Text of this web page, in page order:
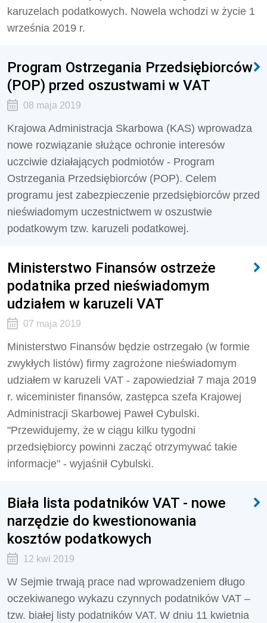
karuzelach podatkowych. Nowela wchodzi w życie 1
września 2019 r.
Program Ostrzegania Przedsiębiorców
(POP) przed oszustwami w VAT
08 maja 2019
Krajowa Administracja Skarbowa (KAS) wprowadza
nowe rozwiązanie służące ochronie interesów
uczciwie działających podmiotów - Program
Ostrzegania Przedsiębiorców (POP). Celem
programu jest zabezpieczenie przedsiębiorców przed
nieświadomym uczestnictwem w oszustwie
podatkowym tzw. karuzeli podatkowej.
Ministerstwo Finansów ostrzeże
podatnika przed nieświadomym
udziałem w karuzeli VAT
07 maja 2019
Ministerstwo Finansów będzie ostrzegało (w formie
zwykłych listów) firmy zagrożone nieświadomym
udziałem w karuzeli VAT - zapowiedział 7 maja 2019
r. wiceminister finansów, zastępca szefa Krajowej
Administracji Skarbowej Paweł Cybulski.
"Przewidujemy, że w ciągu kilku tygodni
przedsiębiorcy powinni zacząć otrzymywać takie
informacje" - wyjaśnił Cybulski.
Biała lista podatników VAT - nowe
narzędzie do kwestionowania
kosztów podatkowych
12 kwi 2019
W Sejmie trwają prace nad wprowadzeniem długo
oczekiwanego wykazu czynnych podatników VAT –
tzw. białej listy podatników VAT. W dniu 11 kwietnia